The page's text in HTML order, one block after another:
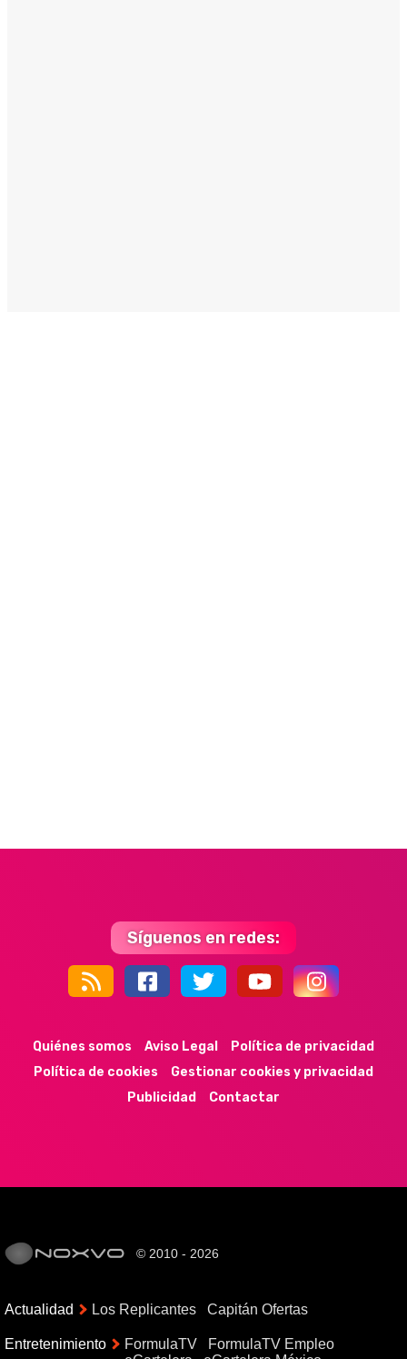
Síguenos en redes:
Quiénes somos Aviso Legal
Política de privacidad
Política de cookies
Gestionar cookies y privacidad
Publicidad
Contactar
© 2010 - 2026
Actualidad Los Replicantes Capitán Ofertas
Entretenimiento FormulaTV
FormulaTV Empleo